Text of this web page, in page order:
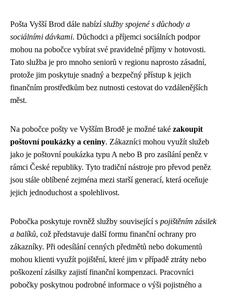
Pošta Vyšší Brod dále nabízíslužby spojené s důchody a
sociálními dávkami. Důchodci a příjemci sociálních podpor
mohou na pobočce vybírat své pravidelné příjmy v hotovosti.
Tato služba je pro mnoho seniorů v regionu naprosto zásadní,
protože jim poskytuje snadný a bezpečný přístup k jejich
finančním prostředkům bez nutnosti cestovat do vzdálenějších
měst.
Na pobočce pošty ve Vyšším Brodě je možné také zakoupit
poštovní poukázky a ceniny. Zákazníci mohou využít služeb
jako je poštovní poukázka typu A nebo B pro zasílání peněz v
rámci České republiky. Tyto tradiční nástroje pro převod peněz
jsou stále oblíbené zejména mezi starší generací, která oceňuje
jejich jednoduchost a spolehlivost.
Pobočka poskytuje rovněž služby související s pojištěním zásilek
a balíků, což představuje další formu finanční ochrany pro
zákazníky. Při odesílání cenných předmětů nebo dokumentů
mohou klienti využít pojištění, které jim v případě ztráty nebo
poškození zásilky zajistí finanční kompenzaci. Pracovníci
pobočky poskytnou podrobné informace o výši pojistného a